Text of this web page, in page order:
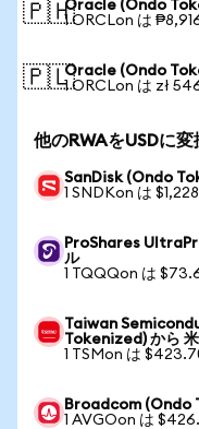
🇵🇭Oracle (Ondo
1 ORCLon は
🇵🇱Oracle (Ondo
1 ORCLon は zł
他のRWAをUSDに変
SanDisk (Ondo
1 SNDKon は
ProShares
ル
1 TQQQon は
Taiwan
Tokenized) から
1 TSMon は
Broadcom (Ondo
1 AVGOon は